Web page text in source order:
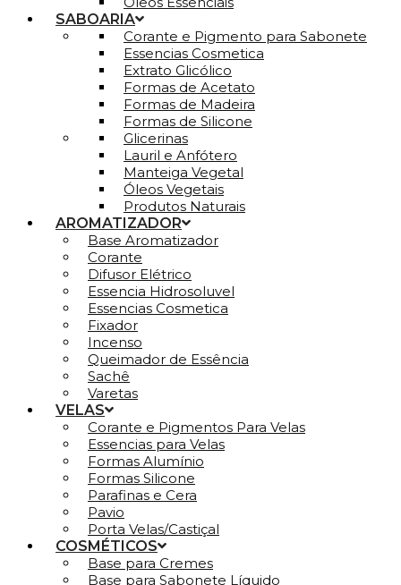
SABOARIA
Corante e Pigmento para Sabonete
Essencias Cosmetica
Extrato Glicólico
Formas de Acetato
Formas de Madeira
Formas de Silicone
Glicerinas
Lauril e Anfótero
Manteiga Vegetal
Óleos Vegetais
Produtos Naturais
AROMATIZADOR
Base Aromatizador
Corante
Difusor Elétrico
Essencia Hidrosoluvel
Essencias Cosmetica
Fixador
Incenso
Queimador de Essência
Sachê
Varetas
VELAS
Corante e Pigmentos Para Velas
Essencias para Velas
Formas Alumínio
Formas Silicone
Parafinas e Cera
Pavio
Porta Velas/Castiçal
COSMÉTICOS
Base para Cremes
Base para Sabonete Líquido